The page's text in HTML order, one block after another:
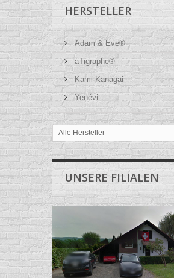
HERSTELLER
Adam & Eve®
aTigraphe®
Kami Kanagai
Yenévi
Alle Hersteller
UNSERE FILIALEN